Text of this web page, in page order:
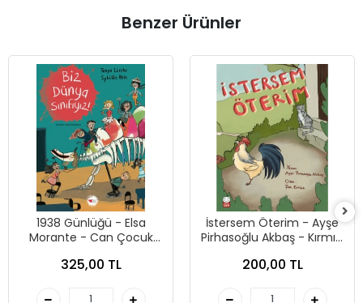
Benzer Ürünler
1938 Günlüğü - Elsa
Morante - Can Çocuk
325,00 TL
İstersem Öterim - Ayşe
Pirhasoğlu Akbaş - Kırmızı
200,00 TL